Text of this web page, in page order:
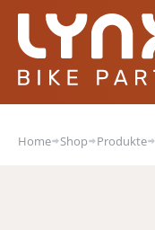
Home Shop Produkte